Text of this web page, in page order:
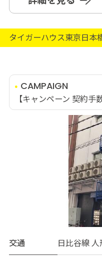
タイガーハウス東京日本
CAMPAIGN
【キャンペーン 契約
交通
日比谷線